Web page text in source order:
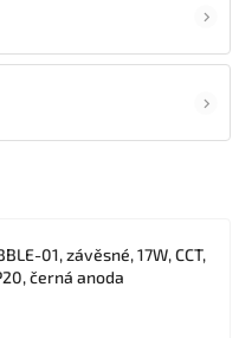
01, závěsné, 17W, CCT,
černá anoda